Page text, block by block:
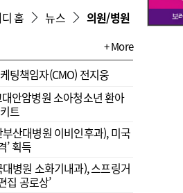
약제급여 심사 결과
홈 뉴스 의원/병원
+ More
팅책임자(CMO) 전지웅
안암병원 소아청소년 환아
트
산대병원 이비인후과), 미국
’ 획득
병원 소화기내과), 스프링거
집 공로상’